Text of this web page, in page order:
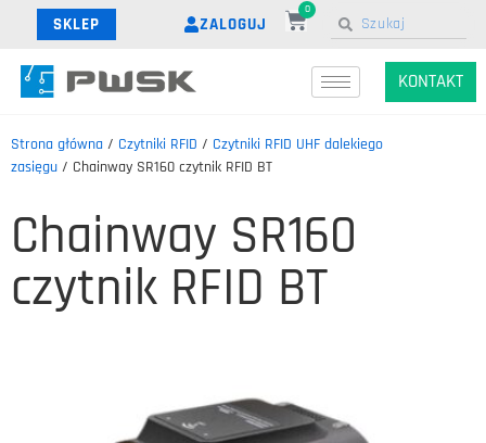
SKLEP ZALOGUJ
0
KONTAKT
Strona główna / Czytniki RFID / Czytniki RFID UHF dalekiego
zasięgu / Chainway SR160 czytnik RFID BT
Chainway SR160
czytnik RFID BT